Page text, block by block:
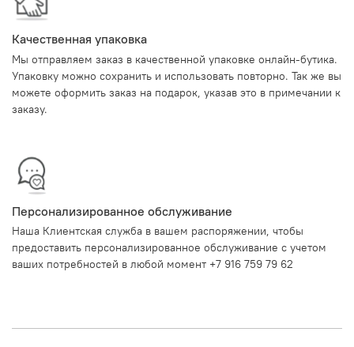
Качественная упаковка
Мы отправляем заказ в качественной упаковке онлайн-бутика.
Упаковку можно сохранить и использовать повторно. Так же вы
можете оформить заказ на подарок, указав это в примечании к
заказу.
Персонализированное обслуживание
Наша Клиентская служба в вашем распоряжении, чтобы
предоставить персонализированное обслуживание с учетом
ваших потребностей в любой момент +7 916 759 79 62